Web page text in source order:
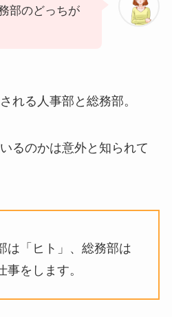
部のどっちが
れる人事部と総務部。
るのかは意外と知られて
は「ヒト」、総務部は
事をします。